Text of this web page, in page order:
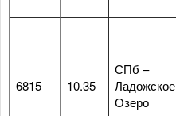
6815 10.35
СПб –
Ладожское
Озеро